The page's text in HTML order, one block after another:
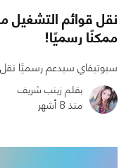
نقل قوائم التشغيل
ممكنًا رسميًا!
سبوتيفاي سيدعم رسميًا
بقلم زينب شريف
منذ 8 أشهر